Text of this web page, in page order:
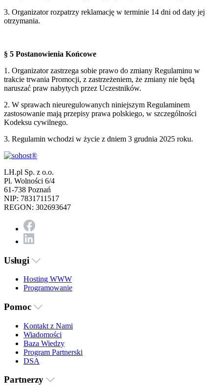
3. Organizator rozpatrzy reklamację w terminie 14 dni od daty jej
otrzymania.
§ 5 Postanowienia Końcowe
1. Organizator zastrzega sobie prawo do zmiany Regulaminu w
trakcie trwania Promocji, z zastrzeżeniem, że zmiany nie będą
naruszać praw nabytych przez Uczestników.
2. W sprawach nieuregulowanych niniejszym Regulaminem
zastosowanie mają przepisy prawa polskiego, w szczególności
Kodeksu cywilnego.
3. Regulamin wchodzi w życie z dniem 3 grudnia 2025 roku.
LH.pl Sp. z o.o.
Pl. Wolności 6/4
61-738 Poznań
NIP: 7831711517
REGON: 302693647
Usługi
Hosting WWW
Programowanie
Pomoc
Kontakt z Nami
Wiadomości
Baza Wiedzy
Program Partnerski
DSA
Partnerzy